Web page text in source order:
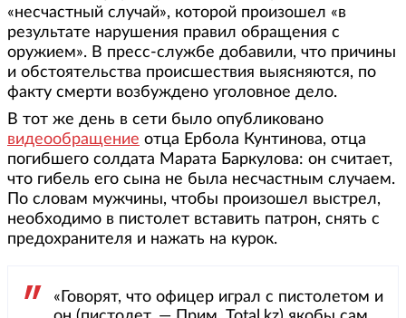
«несчастный случай», которой произошел «в
результате нарушения правил обращения с
оружием». В пресс-службе добавили, что причины
и обстоятельства происшествия выясняются, по
факту смерти возбуждено уголовное дело.
В тот же день в сети было опубликовано
видеообращение отца Ербола Кунтинова, отца
погибшего солдата Марата Баркулова: он считает,
что гибель его сына не была несчастным случаем.
По словам мужчины, чтобы произошел выстрел,
необходимо в пистолет вставить патрон, снять с
предохранителя и нажать на курок.
«Говорят, что офицер играл с пистолетом и